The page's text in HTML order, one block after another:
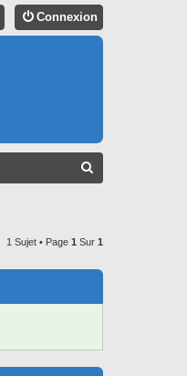
Connexion
H
1 Sujet • Page 1 Sur 1